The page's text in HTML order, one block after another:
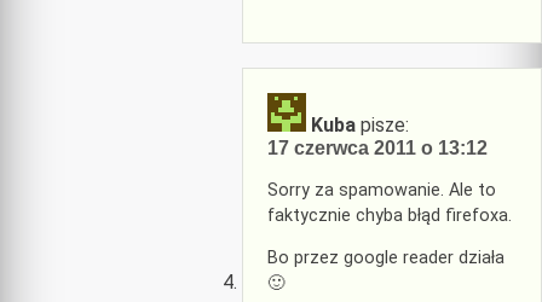
Kuba pisze:
17 czerwca 2011 o 13:12
Sorry za spamowanie. Ale to
faktycznie chyba błąd firefoxa.
Bo przez google reader działa
🙂